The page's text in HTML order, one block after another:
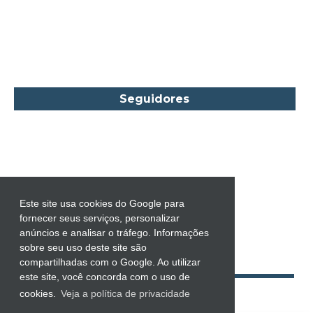
Este site usa cookies do Google para
fornecer seus serviços, personalizar
anúncios e analisar o tráfego. Informações
sobre seu uso deste site são
compartilhadas com o Google. Ao utilizar
este site, você concorda com o uso de
cookies.
Veja a política de privacidade
Caroline Linden
Celeste Bradley
Chantelle Shaw
Charles Dickens
Charlie Donlea
Charlotte Brontë
Charlotte Lamb
Seguidores